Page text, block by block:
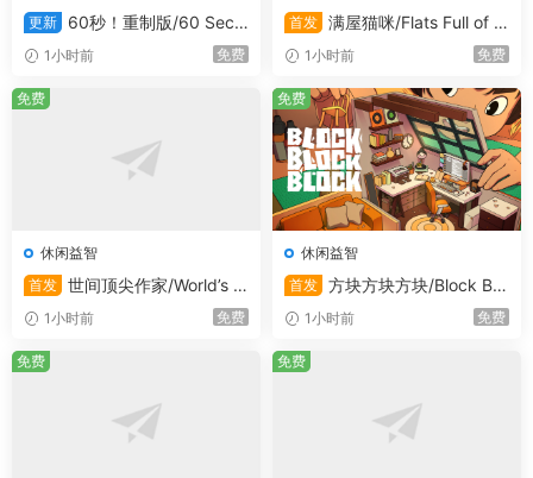
更新
60秒！重制版/60 Seco
nds! Reatomized
1小时前 免费
首发 满屋猫咪/Flats Full of C
ats1小时前 免费
休闲益智
首发 世间顶尖作家/World’s G
reatest Author
1小时前 免费
免费
休闲益智
首发 方块方块方块/Block Blo
ck Block
1小时前 免费
免费
免费 免费